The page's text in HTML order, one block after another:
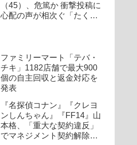
（45）、危篤か 衝撃投稿に
心配の声が相次ぐ「たくさ
ファミリーマート「テバ・
チキ」1182店舗で最大900
個の自主回収と返金対応を
発表
『名探偵コナン』『クレヨ
ンしんちゃん』『FF14』山
本格、「重大な契約違反」
でマネジメント契約解除、